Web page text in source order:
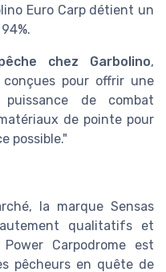
Euro Carp détient un
chez Garbolino,
pour offrir une
de combat
de pointe pour
possible."
la marque Sensas
qualitatifs et
Carpodrome est
pêcheurs en quête de